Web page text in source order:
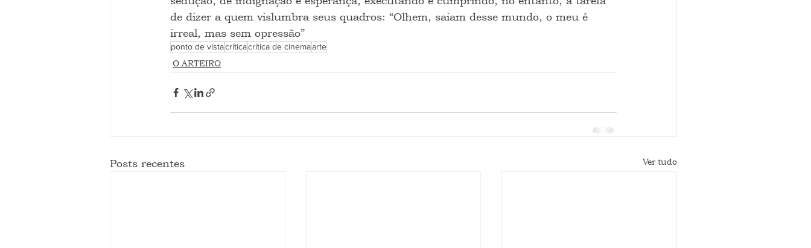
de dizer a quem vislumbra seus quadros: “Olhem, saiam desse mundo, o meu é
irreal, mas sem opressão”
ponto de vistacríticacrítica de cinemaarte
O ARTEIRO
Posts recentes Ver tudo